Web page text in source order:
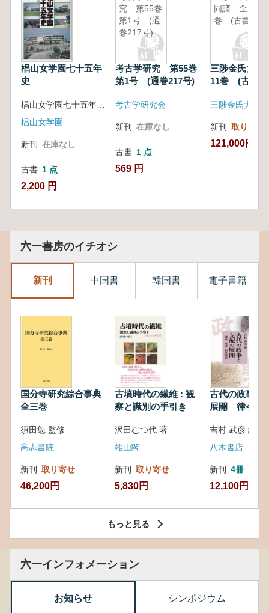
椙山女学園七十五年
史
椙山女学園
新刊 在庫なし
古書 1 点
2,200 円
究 第55巻
第1号 (通
巻217号)
考古学研究 第55巻
第1号 (通巻217号)
考古学研究会
新刊 在庫なし
古書 1 点
569 円
同譜 全11
巻 (古書)
三陟金氏大
11巻 (古書)
三陟金氏大宗会
新刊 取り寄せ
121,000円
六一書房のイチオシ
新刊 中国書 韓国書 電子書籍
国分寺研究綜合事典
全三巻
須田勉 監修
高志書院
新刊 取り寄せ
46,200円
古墳時代の繊維 : 観
察と識別の手引き
沢田むつ代 著
雄山閣
新刊 取り寄せ
5,830円
古代の政事と
展開 律令・
吉村 武彦 編集
八木書店
新刊 4冊
12,100円
もっと見る
六一インフォメーション
お知らせ シンポジウム